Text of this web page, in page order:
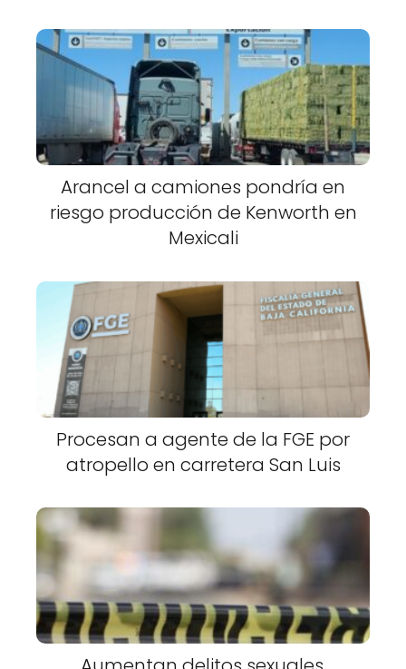
Arancel a camiones pondría en
riesgo producción de Kenworth en
Mexicali
Procesan a agente de la FGE por
atropello en carretera San Luis